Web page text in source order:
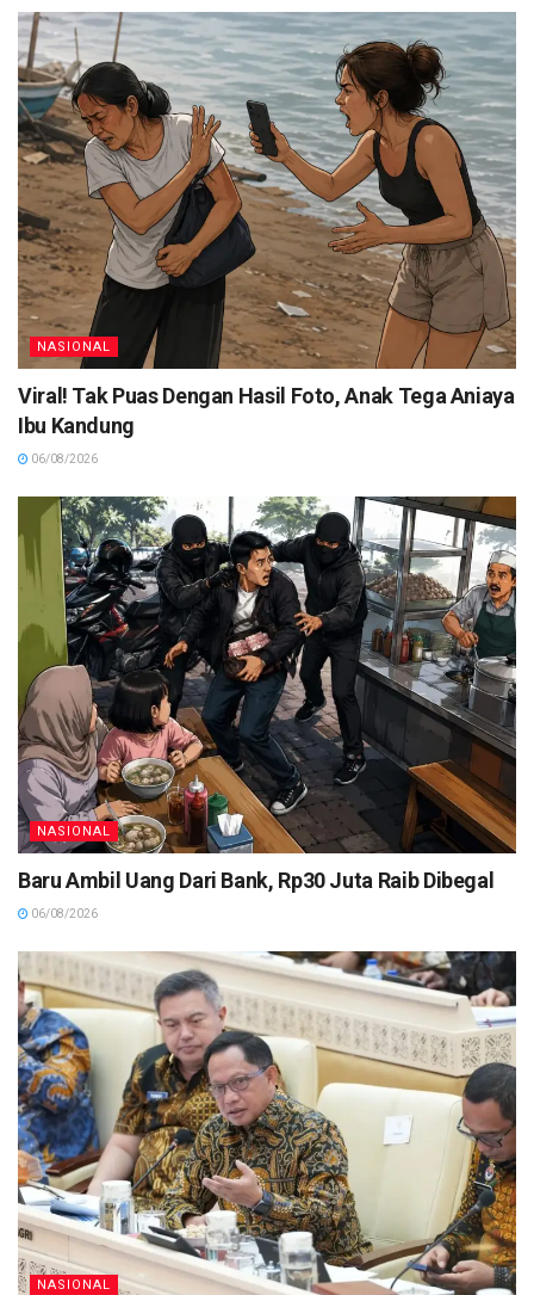
NASIONAL
Viral! Tak Puas Dengan Hasil Foto, Anak Tega Aniaya
Ibu Kandung
06/08/2026
NASIONAL
Baru Ambil Uang Dari Bank, Rp30 Juta Raib Dibegal
06/08/2026
NASIONAL